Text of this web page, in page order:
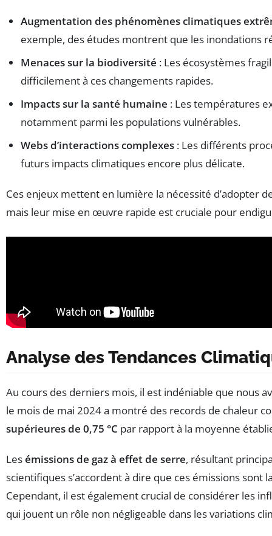
Augmentation des phénomènes climatiques
exemple, des études montrent que les inondations
Menaces sur la biodiversité : Les écosystèmes
difficilement à ces changements rapides.
Impacts sur la santé humaine : Les températures
notamment parmi les populations vulnérables.
Webs d’interactions complexes : Les différents
futurs impacts climatiques encore plus délicate.
Ces enjeux mettent en lumière la nécessité d’adopter
mais leur mise en œuvre rapide est cruciale pour
Analyse des Tendances
Au cours des derniers mois, il est indéniable que nous
le mois de mai 2024 a montré des records de chaleur
supérieures de 0,75 °C par rapport à la moyenne
Lesémissions de gaz à effet de serre, résultant
scientifiques s’accordent à dire que ces émissions
Cependant, il est également crucial de considérer les
qui jouent un rôle non négligeable dans les variations